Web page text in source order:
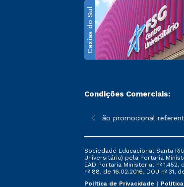
Caxias do Sul
Condições Comerciais:
sofrer alterações nos períodos de
*A condição promocional
Sociedade Educacional Santa
Universitário) pela Portaria
EAD Portaria Ministerial nº 1.452,
nº 88, de 16.02.2016, DOU nº 31,
Política de Privacidade